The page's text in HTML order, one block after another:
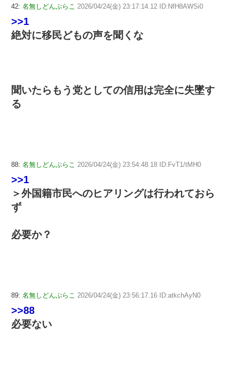
42: 名無しどんぶらこ 2026/04/24(金) 23:17:14.12 ID:NfH8AWSi0
>>1
絶対に移民どもの声を聞くな
聞いたらもう党としての信用は完全に失墜す
る
88: 名無しどんぶらこ 2026/04/24(金) 23:54:48.18 ID:FvT1/tMH0
>>1
＞外国籍市民へのヒアリングは行われておら
ず
必要か？
89: 名無しどんぶらこ 2026/04/24(金) 23:56:17.16 ID:atkchAyN0
>>88
必要ない